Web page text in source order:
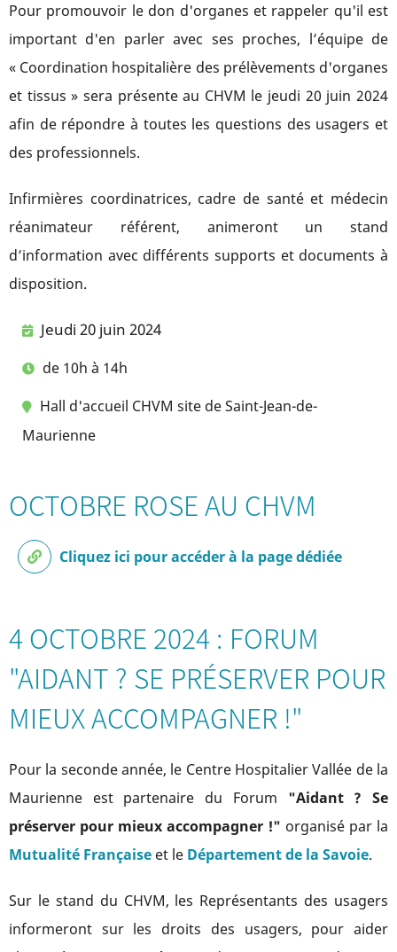
Pour promouvoir le don d'organes et rappeler qu'il est
important d'en parler avec ses proches, l’équipe de
« Coordination hospitalière des prélèvements d'organes
et tissus » sera présente au CHVM le jeudi 20 juin 2024
afin de répondre à toutes les questions des usagers et
des professionnels.
Infirmières coordinatrices, cadre de santé et médecin
réanimateur référent, animeront un stand
d’information avec différents supports et documents à
disposition.
Jeudi 20 juin 2024
de 10h à 14h
Hall d'accueil CHVM site de Saint-Jean-de-
Maurienne
OCTOBRE ROSE AU CHVM
Cliquez ici pour accéder à la page dédiée
4 OCTOBRE 2024 : FORUM
"AIDANT ? SE PRÉSERVER POUR
MIEUX ACCOMPAGNER !"
Pour la seconde année, le Centre Hospitalier Vallée de la
Maurienne est partenaire du Forum "Aidant ? Se
préserver pour mieux accompagner !" organisé par la
Mutualité Française et le Département de la Savoie.
Sur le stand du CHVM, les Représentants des usagers
informeront sur les droits des usagers, pour aider